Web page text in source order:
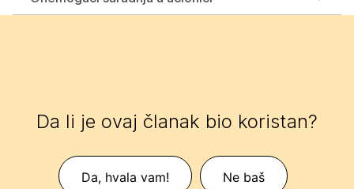
Da li je ovaj članak bio koristan?
Da, hvala vam! Ne baš